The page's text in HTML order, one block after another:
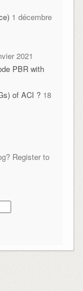
1 décembre
2021
PBR with
of ACI ? 18
Register to